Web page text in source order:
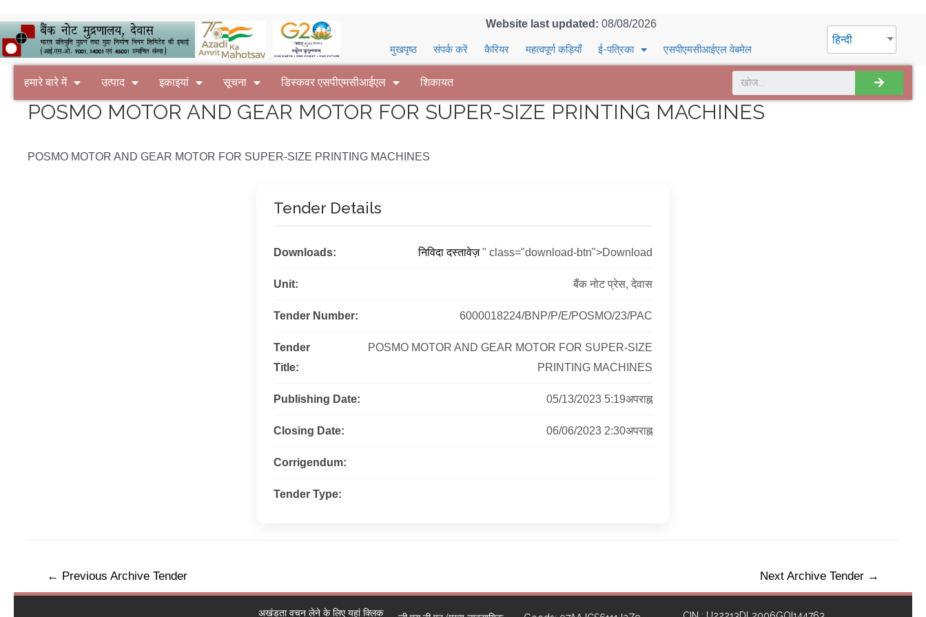
Website last updated: 08/08/2026
मुखपृष्ठ संपर्क करें कैरियर महत्वपूर्ण कड़ियाँ ई-पत्रिका एसपीएमसीआईएल वेबमेल
हिन्दी
हमारे बारे में उत्पाद इकाइयां सूचना डिस्कवर एसपीएमसीआईएल शिकायत
POSMO MOTOR AND GEAR MOTOR FOR SUPER-SIZE PRINTING MACHINES
POSMO MOTOR AND GEAR MOTOR FOR SUPER-SIZE PRINTING MACHINES
Tender Details
Downloads: निविदा दस्तावेज़" class="download-btn">Download
Unit: बैंक नोट प्रेस, देवास
Tender Number: 6000018224/BNP/P/E/POSMO/23/PAC
Tender
Title:
POSMO MOTOR AND GEAR MOTOR FOR SUPER-SIZE
PRINTING MACHINES
Publishing Date: 05/13/2023 5:19अपराह्न
Closing Date: 06/06/2023 2:30अपराह्न
Corrigendum:
Tender Type:
← Previous Archive Tender Next Archive Tender →
अखंडता वचन लेने के लिए यहां क्लिक